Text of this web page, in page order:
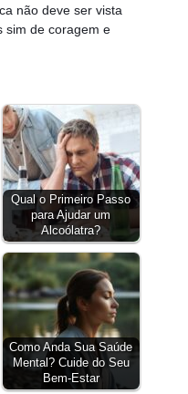
não deve ser vista
sim de coragem e
Qual o Primeiro Passo
para Ajudar um
Alcoólatra?
Como Anda Sua Saúde
Mental? Cuide do Seu
Bem-Estar